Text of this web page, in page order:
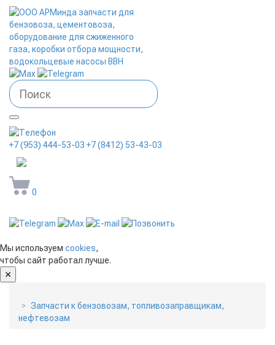
+7 (953) 444-53-03 +7 (8412) 53-43-03
0
Мы используем cookies,
чтобы сайт работал лучше.
Запчасти к бензовозам, топливозаправщикам,
нефтевозам